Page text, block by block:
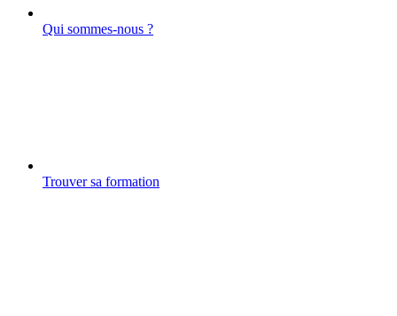
Qui sommes-nous ?
Trouver sa formation